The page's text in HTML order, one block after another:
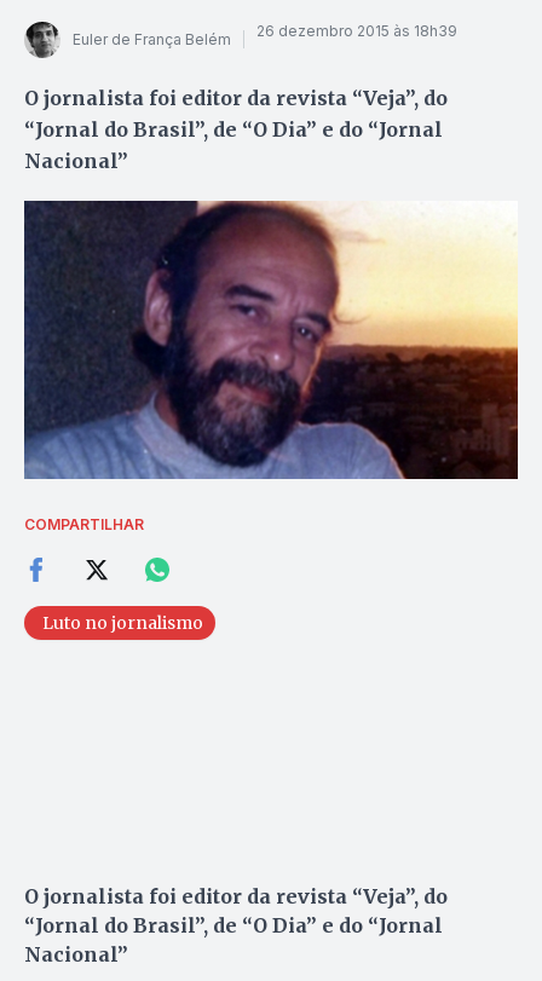
Euler de França Belém 26 dezembro 2015 às 18h39
O jornalista foi editor da revista “Veja”, do
“Jornal do Brasil”, de “O Dia” e do “Jornal
Nacional”
COMPARTILHAR
Luto no jornalismo
O jornalista foi editor da revista “Veja”, do
“Jornal do Brasil”, de “O Dia” e do “Jornal
Nacional”